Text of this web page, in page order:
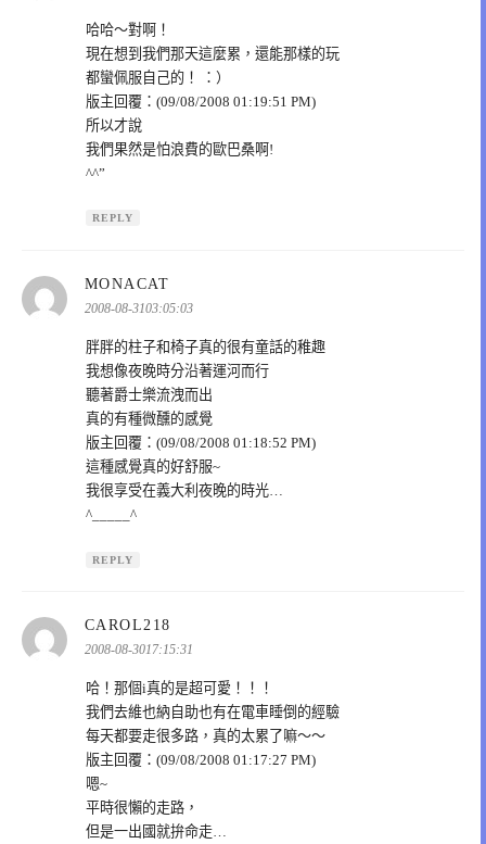
哈哈～對啊！
現在想到我們那天這麼累，還能那樣的玩
都蠻佩服自己的！ ：）
版主回覆：(09/08/2008 01:19:51 PM)
所以才說
我們果然是怕浪費的歐巴桑啊!
^^”
REPLY
MONACAT
示:
2008-08-3103:05:03
胖胖的柱子和椅子真的很有童話的稚趣
我想像夜晚時分沿著運河而行
聽著爵士樂流洩而出
真的有種微醺的感覺
版主回覆：(09/08/2008 01:18:52 PM)
這種感覺真的好舒服~
我很享受在義大利夜晚的時光…
^_____^
REPLY
CAROL218
示:
2008-08-3017:15:31
哈！那個i真的是超可愛！！！
我們去維也納自助也有在電車睡倒的經驗
每天都要走很多路，真的太累了嘛～～
版主回覆：(09/08/2008 01:17:27 PM)
嗯~
平時很懶的走路，
但是一出國就拚命走…